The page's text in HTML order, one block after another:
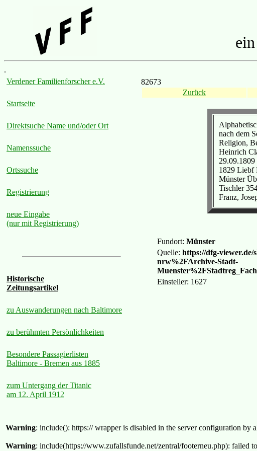
.
Verdener Familienforscher e.V.
Startseite
Direktsuche Name und/oder Ort
Namenssuche
Ortssuche
Registrierung
neue Eingabe
(nur mit Registrierung)
Historische
Zeitungsartikel
zu Auswanderungen nach Baltimore
zu berühmten Persönlichkeiten
Besondere Passagierlisten
Baltimore - Bremen aus 1885
zum Untergang der Titanic
am 12. April 1912
82673
Zurück
nach dem
Religion,
Heinrich
1829 Liebf
Münster
Tischler
Franz,
Fundort: Münster
Quelle: https://dfg-
nrw%2FArchive-Stadt-
Einsteller: 1627
Warning: include(): https:// wrapper is disabled in the server configuration by
Warning: include(https://www.zufallsfunde.net/zentral/footerneu.php): failed